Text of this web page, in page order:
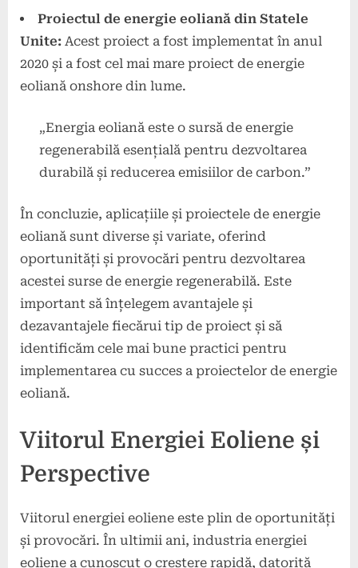
Proiectul de energie eoliană din Statele
Unite: Acest proiect a fost implementat în anul
2020 și a fost cel mai mare proiect de energie
eoliană onshore din lume.
„Energia eoliană este o sursă de energie
regenerabilă esențială pentru dezvoltarea
durabilă și reducerea emisiilor de carbon.”
În concluzie, aplicațiile și proiectele de energie
eoliană sunt diverse și variate, oferind
oportunități și provocări pentru dezvoltarea
acestei surse de energie regenerabilă. Este
important să înțelegem avantajele și
dezavantajele fiecărui tip de proiect și să
identificăm cele mai bune practici pentru
implementarea cu succes a proiectelor de energie
eoliană.
Viitorul Energiei Eoliene și
Perspective
Viitorul energiei eoliene este plin de oportunități
și provocări. În ultimii ani, industria energiei
eoliene a cunoscut o creștere rapidă, datorită